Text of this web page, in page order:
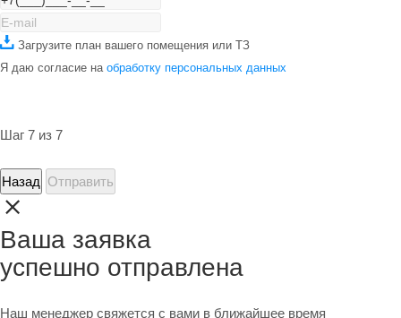
Загрузите план вашего помещения или ТЗ
Я даю согласие на обработку персональных данных
Шаг 7 из 7
Назад Отправить
Ваша заявка
успешно отправлена
Наш менеджер свяжется с вами в ближайшее время